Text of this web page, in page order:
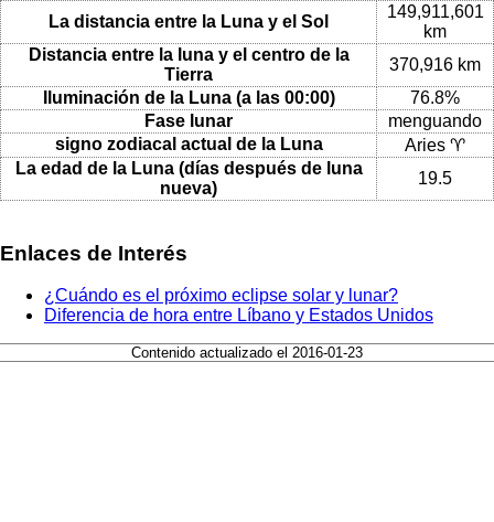
La distancia entre la Luna y el Sol
149,911,601
km
Distancia entre la luna y el centro de la
Tierra
370,916 km
Iluminación de la Luna (a las 00:00)
76.8%
Fase lunar
menguando
signo zodiacal actual de la Luna
Aries ♈
La edad de la Luna (días después de luna
nueva)
19.5
Enlaces de Interés
¿Cuándo es el próximo eclipse solar y lunar?
Diferencia de hora entre Líbano y Estados Unidos
Contenido actualizado el 2016-01-23